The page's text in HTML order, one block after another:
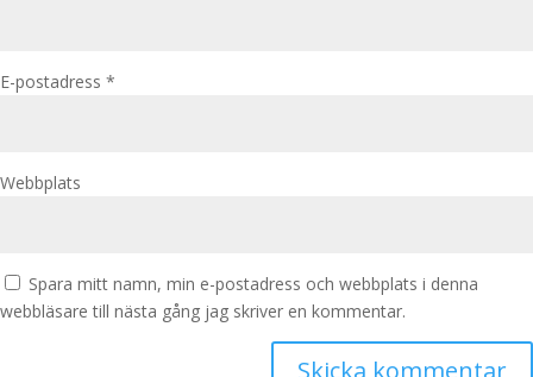
E-postadress *
Webbplats
Spara mitt namn, min e-postadress och webbplats i denna
webbläsare till nästa gång jag skriver en kommentar.